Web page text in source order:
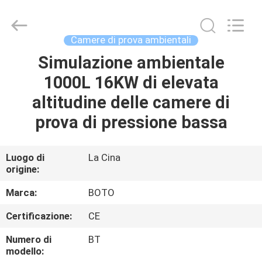
CASA
PRODOTTI
CIRCA
NOI
GIRO
DELLA
FABBRICA
GROUP
LTD.
Camere di prova ambientali
Simulazione ambientale
1000L 16KW di elevata
altitudine delle camere di
prova di pressione bassa
Luogo di
origine:
La Cina
Marca:
BOTO
Certificazione:
CE
Numero di
modello:
BT